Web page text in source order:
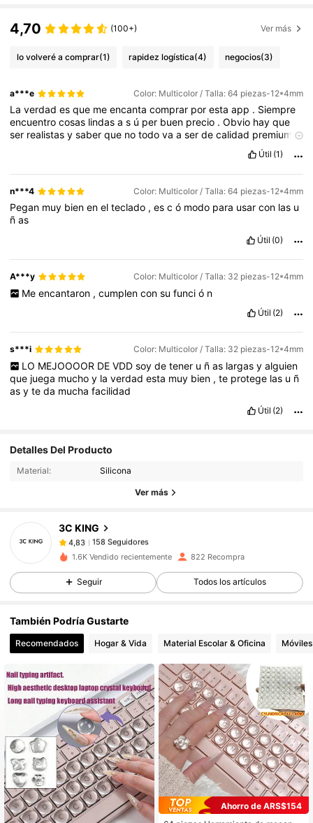
4,70 (100+) Ver más
lo volveré a comprar(1) rapidez logística(4) negocios(3)
a***e Color: Multicolor / Talla: 64 piezas-12*4mm
Laverdadesque meencantacomprar porestaapp . Siempre
encuentrocosas lindasas ú per buen precio .Obvio hayque
ser realistasysaberque notodovaaserdecalidad premium,
s
fotos ,y
leesbienlasopinionesyveslasmedidas,esmuydifícil
llevarte
una sorpresa
variedadysiempre nsacandocosas nuevas,asíque
nunca teaburres.Hecompradoropa,accesoriosyhasta
cositas
vale much
esperastelas
carísimaspordospesos,segurotambiéntevaaencantar.
Yosí recomiendo app,lehesacadomuchoprovecho.
Útil (1)
n***4 Color: Multicolor / Talla: 64 piezas-12*4mm
Pegan muy bienenelteclado ,escó modo para usarcon las u
ñas
Útil (0)
A***y Color: Multicolor / Talla: 32 piezas-12*4mm
Me encantaron , cumplen con su funci ó n
Útil (2)
s***i Color: Multicolor / Talla: 32 piezas-12*4mm
LO MEJOOOOR DE VDD soy de tener u ñ as largas y alguien
que juega muchoy laverdadesta muy bien ,te protege las u ñ
asyteda muchafacilidad
Útil (2)
Detalles Del Producto
Material: Silicona
Ver más
3C KING
4,83
158 Seguidores
m***7seguidoHace 1 día
4,83
158 Seguidores
4,83 158 Seguidores
4,83 158 Seguidores
4,83 158 Seguidores
158 Seguidores
1.6K Vendido recientemente 822 Recompra
Seguir Todos los artículos
También Podría Gustarte
Recomendados Hogar & Vida Material Escolar & Oficina
Ahorro de ARS$154